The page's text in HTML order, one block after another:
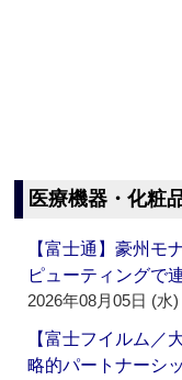
医療機器・化粧
【富士通】豪州モ
ピューティングで
2026年08月05日 (水)
【富士フイルム／
略的パートナーシ